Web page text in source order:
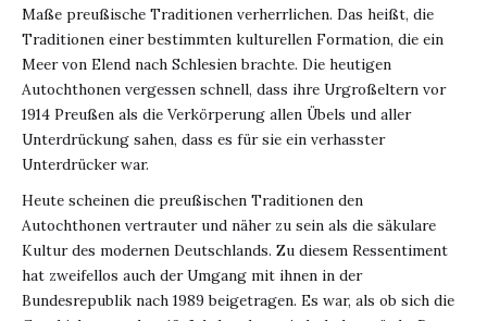
Maße preußische Traditionen verherrlichen. Das heißt, die
Traditionen einer bestimmten kulturellen Formation, die ein
Meer von Elend nach Schlesien brachte. Die heutigen
Autochthonen vergessen schnell, dass ihre Urgroßeltern vor
1914 Preußen als die Verkörperung allen Übels und aller
Unterdrückung sahen, dass es für sie ein verhasster
Unterdrücker war.
Heute scheinen die preußischen Traditionen den
Autochthonen vertrauter und näher zu sein als die säkulare
Kultur des modernen Deutschlands. Zu diesem Ressentiment
hat zweifellos auch der Umgang mit ihnen in der
Bundesrepublik nach 1989 beigetragen. Es war, als ob sich die